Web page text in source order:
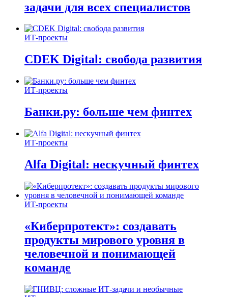
задачи для всех специалистов
ИТ-проекты
CDEK Digital: свобода развития
ИТ-проекты
Банки.ру: больше чем финтех
ИТ-проекты
Alfa Digital: нескучный финтех
ИТ-проекты
«Киберпротект»: создавать
продукты мирового уровня в
человечной и понимающей
команде